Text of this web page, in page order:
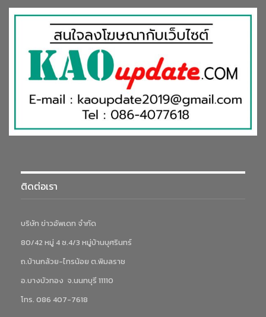
ติดต่อเรา
บริษัท ข่าวอัพเดท จำกัด
80/42 หมู่ 4 ซ.4/3 หมู่บ้านบุศรินทร์
ถ.บ้านกล้วย-ไทรน้อย ต.พิมลราช
อ.บางบัวทอง จ.นนทบุรี 11110
โทร. 086 407-7618